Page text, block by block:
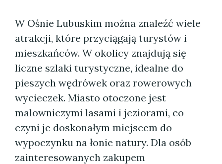
W Ośnie Lubuskim można znaleźć wiele
atrakcji, które przyciągają turystów i
mieszkańców. W okolicy znajdują się
liczne szlaki turystyczne, idealne do
pieszych wędrówek oraz rowerowych
wycieczek. Miasto otoczone jest
malowniczymi lasami i jeziorami, co
czyni je doskonałym miejscem do
wypoczynku na łonie natury. Dla osób
zainteresowanych zakupem